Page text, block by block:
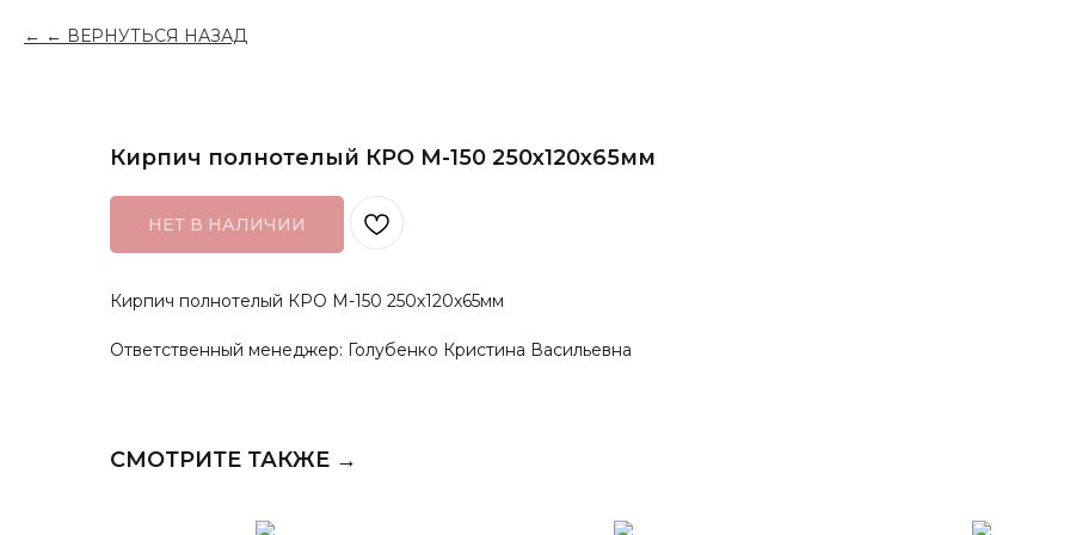
← ВЕРНУТЬСЯ НАЗАД
Кирпич полнотелый КРО М-150 250х120х65мм
НЕТ В НАЛИЧИИ
Кирпич полнотелый КРО М-150 250х120х65мм
Ответственный менеджер: Голубенко Кристина Васильевна
СМОТРИТЕ ТАКЖЕ →